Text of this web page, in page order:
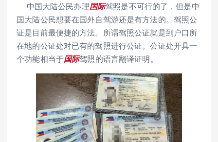
中国大陆公民办理国际驾照是不可行的了，但是中
国大陆公民想要在国外自驾游还是有方法的。驾照公
证是目前最便捷的方法。所谓驾照公证就是到户口所
在地的公证处对已有的驾照进行公证。公证处开具一
个功能相当于国际驾照的语言翻译证明。